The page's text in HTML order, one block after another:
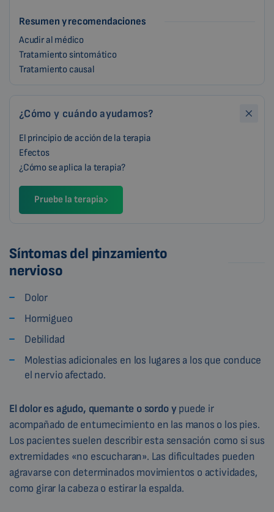
Resumen y recomendaciones
Acudir al médico
Tratamiento sintomático
Tratamiento causal
¿Cómo y cuándo ayudamos?
El principio de acción de la terapia
Efectos
¿Cómo se aplica la terapia?
Pruebe la terapia
Síntomas del pinzamiento
nervioso
Dolor
Hormigueo
Debilidad
Molestias adicionales en los lugares a los que conduce
el nervio afectado.
El dolor es agudo, quemante o sordo ypuede ir
acompañado de entumecimiento en las manos o los pies.
Los pacientes suelen describir esta sensación como si sus
extremidades «no escucharan». Las dificultades pueden
agravarse con determinados movimientos o actividades,
como girar la cabeza o estirar la espalda.